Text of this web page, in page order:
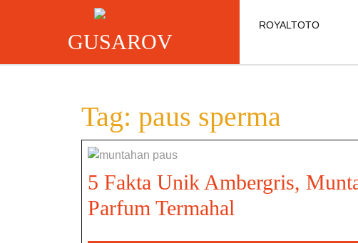
GUSAROV
ROYALTOTO
Tag: paus sperma
5 Fakta Unik Ambergris,
Parfum Termahal